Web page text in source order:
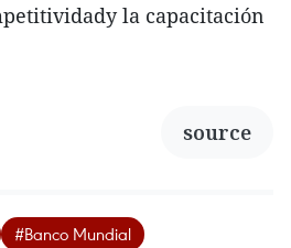
la capacitación
source
#Banco Mundial